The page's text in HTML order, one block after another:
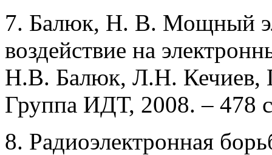
7. Балюк, Н. В. Мощный
воздействие на
Н.В. Балюк, Л.Н. Кечиев,
Группа ИДТ, 2008. – 478
8. Радиоэлектронная